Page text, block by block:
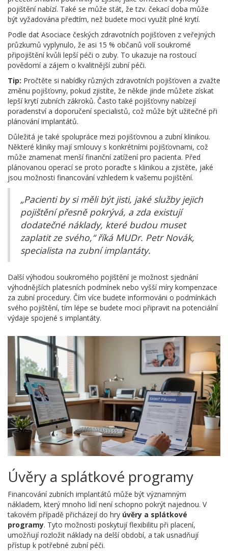
pojištění nabízí. Také se může stát, že tzv. čekací doba může
být vyžadována předtím, než budete moci využít plné krytí.
Podle dat Asociace českých zdravotních pojišťoven z veřejných
průzkumů vyplynulo, že asi 15 % občanů volí soukromé
připojištění kvůli lepší péči o zuby. To ukazuje na rostoucí
povědomí a zájem o kvalitnější zubní péči.
Tip: Pročtěte si nabídky různých zdravotních pojišťoven a zvažte
změnu pojišťovny, pokud zjistíte, že někde jinde můžete získat
lepší krytí zubních zákroků. Často také pojišťovny nabízejí
poradenství a doporučení specialistů, což může být užitečné při
plánování implantátů.
Důležitá je také spolupráce mezi pojišťovnou a zubní klinikou.
Některé kliniky mají smlouvy s konkrétními pojišťovnami, což
může znamenat menší finanční zatížení pro pacienta. Před
plánovanou operací se proto poraďte s klinikou a zjistěte, jaké
jsou možnosti financování vzhledem k vašemu pojištění.
„Pacienti by si měli být jisti, jaké služby jejich
pojištění přesně pokrývá, a zda existují
dodatečné náklady, které budou muset
zaplatit ze svého,“ říká MUDr. Petr Novák,
specialista na zubní implantáty.
Další výhodou soukromého pojištění je možnost sjednání
výhodnějších platesních podmínek nebo vyšší míry kompenzace
za zubní procedury. Čím více budete informováni o podmínkách
svého pojištění, tím lépe se budete moci připravit na potenciální
výdaje spojené s implantáty.
Úvěry a splátkové programy
Financování zubních implantátů může být významným
nákladem, který mnoho lidí není schopno pokrýt najednou. V
takovém případě přicházejí do hry úvěry a splátkové
programy. Tyto možnosti poskytují flexibilitu při placení,
umožňují rozložit náklady na delší období, a tak usnadňují
přístup k potřebné zubní péči.